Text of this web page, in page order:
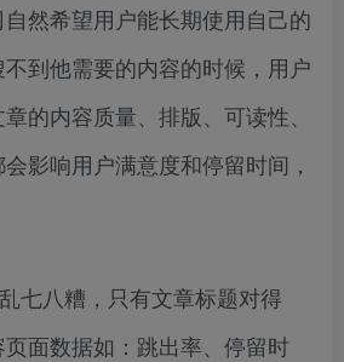
然希望用户能长期使用自己的
到他需要的内容的时候，用户
的内容质量、排版、可读性、
影响用户满意度和停留时间，
七八糟，只有文章标题对得
页面数据如：跳出率、停留时